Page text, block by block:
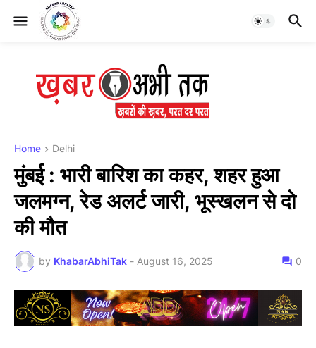
Home Delhi
मुंबई : भारी बारिश का कहर, शहर हुआ
जलमग्न, रेड अलर्ट जारी, भूस्खलन से दो
की मौत
by KhabarAbhiTak - August 16, 2025 0